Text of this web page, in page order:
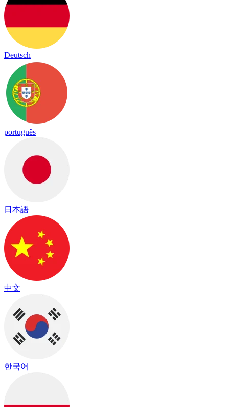
Deutsch
português
日本語
中文
한국어